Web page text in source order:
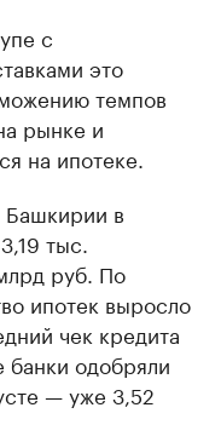
с
это
темпов
рынке и
на ипотеке.
Башкирии в
тыс.
руб. По
ипотек выросло
чек кредита
банки одобряли
— уже 3,52